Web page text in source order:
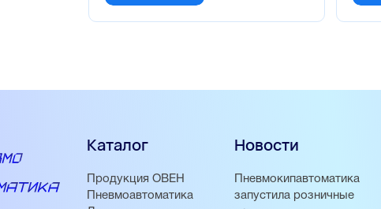
Каталог
Продукция ОВЕН
Пневмоавтоматика
Новости
Пневмокипавтоматика
запустила розничные